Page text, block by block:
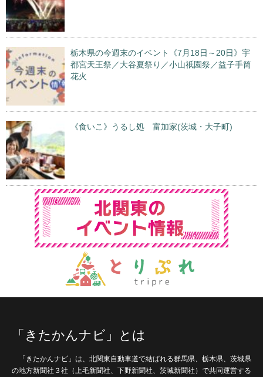
栃木県の今週末のイベント《7月18日～20日》宇
都宮天王祭／大谷夏祭り／小山祇園祭／益子手筒
花火
《食いこ》うるし処 富加家(茨城・大子町)
「きたかんナビ」とは
「きたかんナビ」は、北関東自動車道で結ばれる群馬県、栃木県、茨城県
の地方新聞社３社（上毛新聞社、下野新聞社、茨城新聞社）で共同運営する